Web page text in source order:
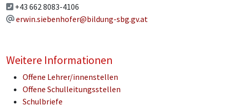
+43 662 8083-4106
erwin.siebenhofer@bildung-sbg.gv.at
Weitere Informationen
Offene Lehrer/innenstellen
Offene Schulleitungsstellen
Schulbriefe